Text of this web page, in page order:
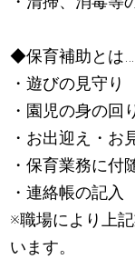
◆保育補助とは…
・遊びの見守り
・園児の身の回
・お出迎え・お
・保育業務に付
・連絡帳の記
※職場により上
います。